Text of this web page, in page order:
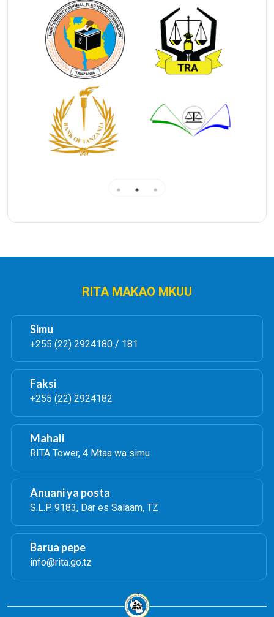
RITA MAKAO MKUU
Simu
+255 (22) 2924180 / 181
Faksi
+255 (22) 2924182
Mahali
RITA Tower, 4 Mtaa wa simu
Anuani ya posta
S.L.P. 9183, Dar es Salaam, TZ
Barua pepe
info@rita.go.tz